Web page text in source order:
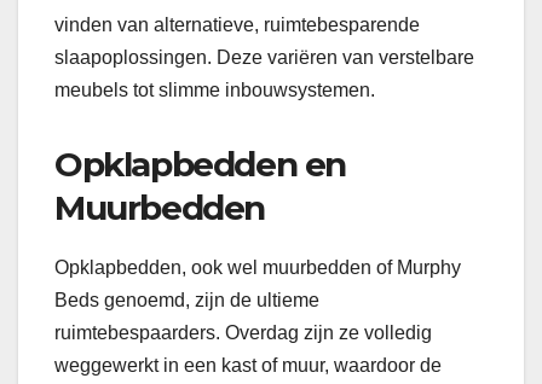
vinden van alternatieve, ruimtebesparende
slaapoplossingen. Deze variëren van verstelbare
meubels tot slimme inbouwsystemen.
Opklapbedden en
Muurbedden
Opklapbedden, ook wel muurbedden of Murphy
Beds genoemd, zijn de ultieme
ruimtebespaarders. Overdag zijn ze volledig
weggewerkt in een kast of muur, waardoor de